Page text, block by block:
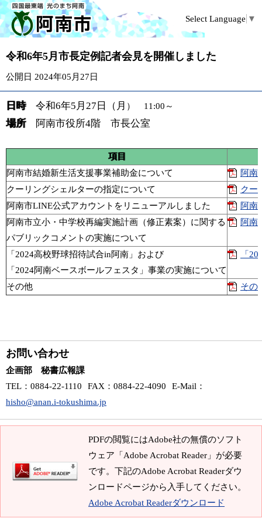
Select Language ▼
令和6年5月市長定例記者会見を開催しました
公開日 2024年05月27日
日時 令和6年5 月27日（月 ） 11:00～
場所阿南市役所4階 市長公室
項目
阿南市結婚新生活支援事業補助金について
阿南
クーリングシェルターの指定について
クー
阿南市LINE公式アカウントをリニューアルしました
阿南
阿南市立小・中学校再編実施計画（修正素案）に関する
パブリックコメントの実施について
阿南
「2024高校野球招待試合in阿南」および
「2024阿南ベースボールフェスタ」事業の実施について
「
その他 その
お問い合わせ
企画部 秘書広報課
TEL ：0884-22-1110 FAX ：0884-22-4090 E-Mail ：
hisho@anan.i-tokushima.jp
PDFの閲覧にはAdobe社の無償のソフト
ウェア「Adobe Acrobat Reader」が必要
です。下記のAdobe Acrobat Readerダウ
ンロードページから入手してください。
Adobe Acrobat Readerダウンロード